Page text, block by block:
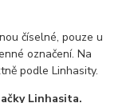
číselné, pouze u
označení. Na
podle Linhasity.
Linhasita.